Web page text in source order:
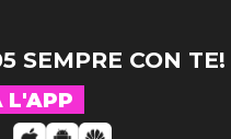
SEMPRE CON TE!
L'APP